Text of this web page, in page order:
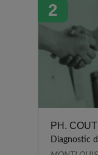
2
PH.
Diagnostic